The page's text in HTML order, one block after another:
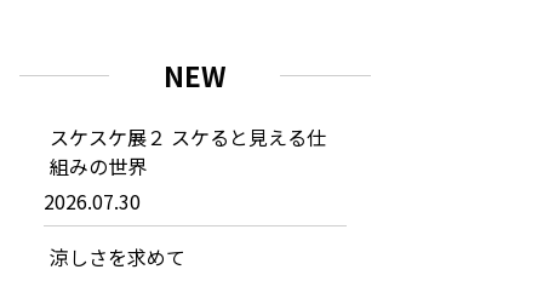
NEW
スケスケ展２ スケると見える仕
組みの世界
2026.07.30
涼しさを求めて